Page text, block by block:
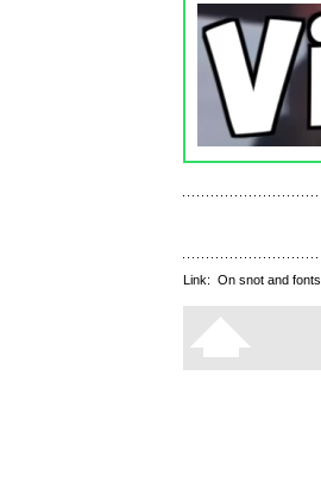
Link: On snot and fonts